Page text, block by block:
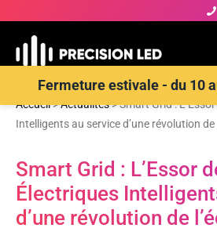
Fermeture estivale - du 10
Accueil>Actualités>Smart Grid :
Intelligents au service d’une révolution de
Smart Grid : L’Essor
Électriques
d’une révolution de